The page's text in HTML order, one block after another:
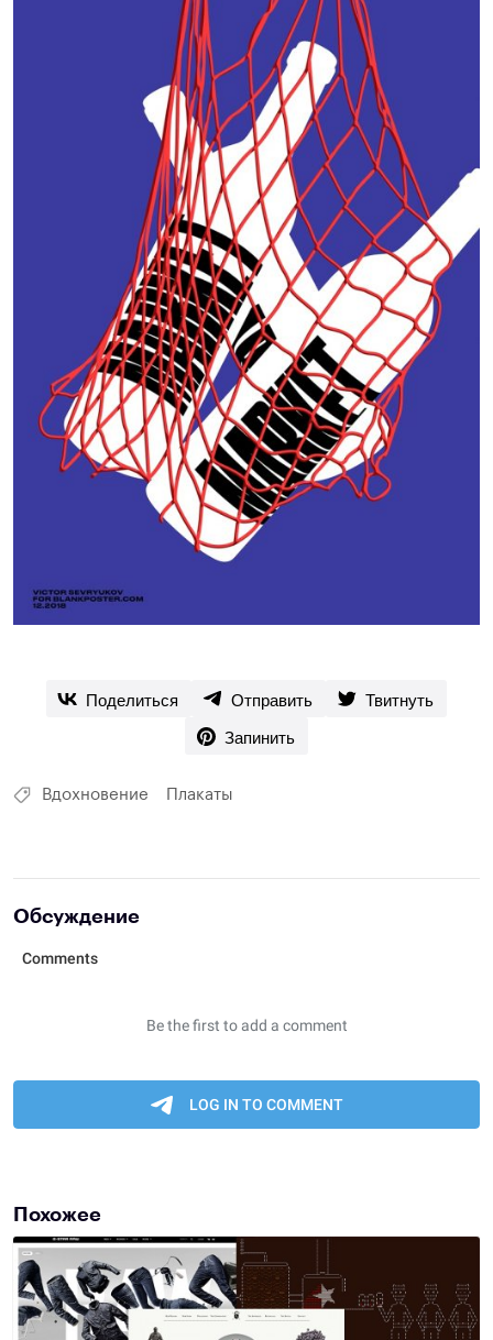
Поделиться Отправить
Твитнуть
Запинить
Вдохновение Плакаты
Обсуждение
Похожее